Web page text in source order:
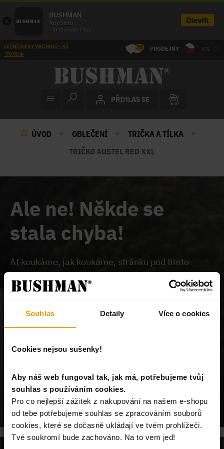
Souhlas Detaily Více o cookies
Cookies nejsou sušenky!
Aby náš web fungoval tak, jak má, potřebujeme tvůj
souhlas s používáním cookies.
Pro co nejlepší zážitek z nakupování na našem e-shopu
od tebe potřebujeme souhlas se zpracováním souborů
cookies, které se dočasně ukládají ve tvém prohlížeči.
Tvé soukromí bude zachováno. Na to vem jed!
LETNÍ SLEVY VRCHOLÍ – AŽ
-70 %!☀️
30 PRODEJNY CS
PŘIHLAS SE
ÚVOD OBLEČENÍ
TRIČKA A TÍLKA
TRIČKO AUSTEL RED XXL
Ale ne! Někde se
stala chyba!
Ať koukáme, jak koukáme, stránku pod tímto
odkazem na našem webu nemůžeme najít.
Buď je
chybně zadaný odkaz, nebo je požadovaný produkt
POKRAČUJ NA ÚVODNÍ STRÁNKU
×
BUSHMAN
AppSisto
- In Google Play
Otevřít